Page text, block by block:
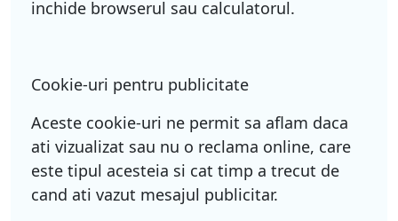
inchide browserul sau calculatorul.
Cookie-uri pentru publicitate
Aceste cookie-uri ne permit sa aflam daca
ati vizualizat sau nu o reclama online, care
este tipul acesteia si cat timp a trecut de
cand ati vazut mesajul publicitar.